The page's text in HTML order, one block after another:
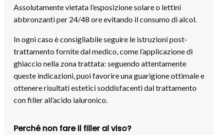
Assolutamente vietata l’esposizione solare o lettini
abbronzanti per 24/48 ore evitando il consumo di alcol.
In ogni caso è consigliabile seguire le istruzioni post-
trattamento fornite dal medico, come l’applicazione di
ghiaccio nella zona trattata: seguendo attentamente
queste indicazioni, puoi favorire una guarigione ottimale e
ottenere risultati estetici soddisfacenti dal trattamento
con filler all’acido ialuronico.
Perché non fare il filler al viso?